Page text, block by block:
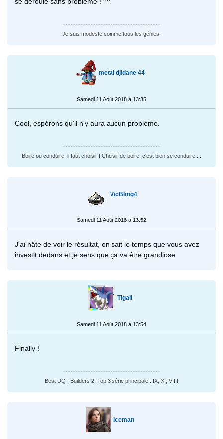
Je suis modeste comme tous les génies.
metal djidane 44
Samedi 11 Août 2018 à 13:35
Cool, espérons qu'il n'y aura aucun problème.
Boire ou conduire, il faut choisir ! Choisir de boire, c'est bien se conduire ...
VicBlmg4
Samedi 11 Août 2018 à 13:52
J'ai hâte de voir le résultat, on sait le temps que vous avez
investit dedans et je sens que ça va être grandiose
Tigali
Samedi 11 Août 2018 à 13:54
Finally !
Best DQ : Builders 2, Top 3 série principale : IX, XI, VII !
Iceman